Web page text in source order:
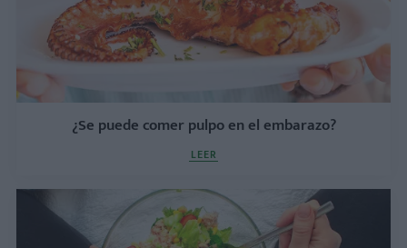
¿Se puede comer pulpo en el embarazo?
LEER